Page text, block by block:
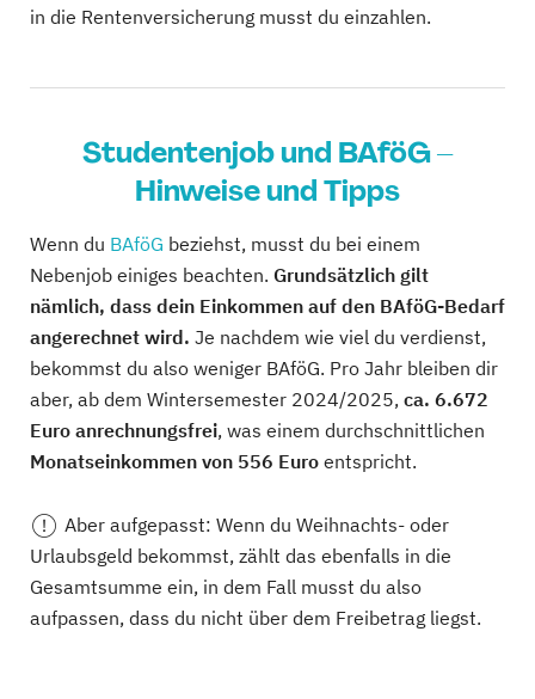
in die Rentenversicherung musst du einzahlen.
Studentenjob und BAföG –
Hinweise und Tipps
Wenn du BAföG beziehst, musst du bei einem
Nebenjob einiges beachten. Grundsätzlich gilt
nämlich, dass dein Einkommen auf den BAföG-Bedarf
angerechnet wird. Je nachdem wie viel du verdienst,
bekommst du also weniger BAföG. Pro Jahr bleiben dir
aber, ab dem Wintersemester 2024/2025, ca. 6.672
Euro anrechnungsfrei, was einem durchschnittlichen
Monatseinkommen von 556 Euro entspricht.
Aber aufgepasst: Wenn du Weihnachts- oder
Urlaubsgeld bekommst, zählt das ebenfalls in die
Gesamtsumme ein, in dem Fall musst du also
aufpassen, dass du nicht über dem Freibetrag liegst.